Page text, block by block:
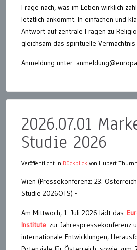
Frage nach, was im Leben wirklich
letztlich ankommt. In einfachen und
Antwort auf zentrale Fragen zu
gleichsam das spirituelle
Anmeldung unter:
2026.07.01
Studie 2026
Veröffentlicht in Rückblick von Hubert
Wien (Pressekonferenz: 23.
Studie 2026OTS) -
Am Mittwoch, 1. Juli 2026 lädt das
Institute zur Jahrespressekonferenz
internationale Entwicklungen,